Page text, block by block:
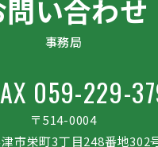
問い合わせ
事務局
059-229-
〒514-0004
市栄町3丁目248番地302